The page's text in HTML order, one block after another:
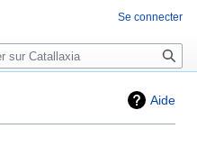
Aide
Se connecter